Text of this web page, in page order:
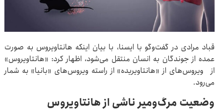
قباد مرادی در گفت‌وگو با ایسنا، با بیان اینکه هانتاویروس به صورت
عمده از جوندگان به انسان منتقل می‌شود، اظهار کرد: «هانتاویروس»
از ویروس‌های از «هانتاویریده» از راسته ویروس‌های «بانیا» به شمار
می‌رود.
وضعیت مرگ‌ومیر ناشی از هانتاویروس